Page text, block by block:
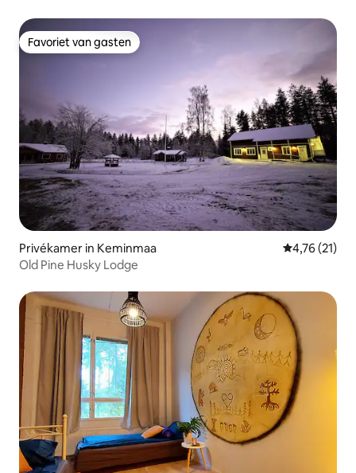
Favoriet van gasten
Favoriet van gasten
Privékamer in Keminmaa Gemiddelde
4,76 (21)
Old Pine Husky Lodge